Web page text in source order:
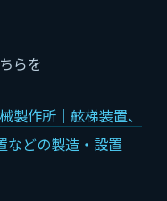
らを
製作所｜舷梯装置、
などの製造・設置